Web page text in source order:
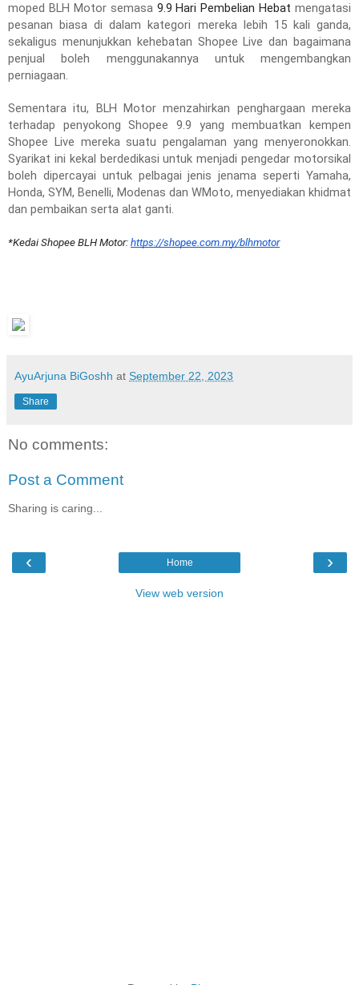
moped BLH Motor semasa 9.9 Hari Pembelian Hebat mengatasi
pesanan biasa di dalam kategori mereka lebih 15 kali ganda,
sekaligus menunjukkan kehebatan Shopee Live dan bagaimana
penjual boleh menggunakannya untuk mengembangkan
perniagaan.
Sementara itu, BLH Motor menzahirkan penghargaan mereka
terhadap penyokong Shopee 9.9 yang membuatkan kempen
Shopee Live mereka suatu pengalaman yang menyeronokkan.
Syarikat ini kekal berdedikasi untuk menjadi pengedar motorsikal
boleh dipercayai untuk pelbagai jenis jenama seperti Yamaha,
Honda, SYM, Benelli, Modenas dan WMoto, menyediakan khidmat
dan pembaikan serta alat ganti.
*Kedai Shopee BLH Motor: https://shopee.com.my/blhmotor
AyuArjuna BiGoshh at September 22, 2023
Share
No comments:
Post a Comment
Sharing is caring...
‹ ›
Home
View web version